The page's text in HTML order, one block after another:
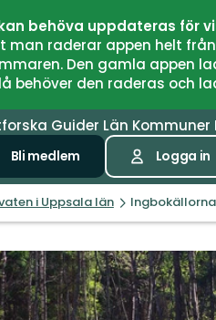
behöva uppdateras för
man raderar appen helt
Den gamla
behöver den raderas och
Guider Län Kommuner
Bli medlem Logga in
i Uppsala län